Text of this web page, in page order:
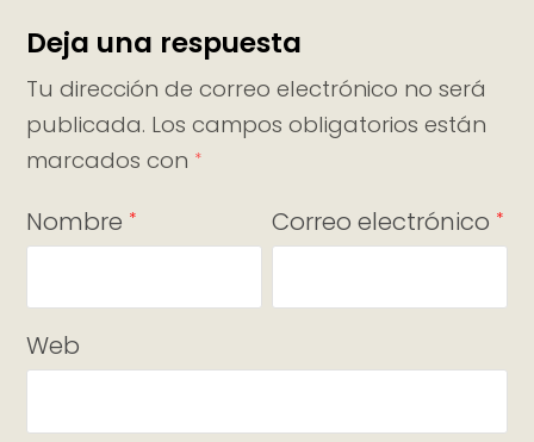
Deja una respuesta
Tu dirección de correo electrónico no será
publicada. Los campos obligatorios están
marcados con *
Nombre * Correo electrónico *
Web